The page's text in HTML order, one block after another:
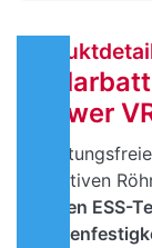
Power
positiven
neuen ESS-